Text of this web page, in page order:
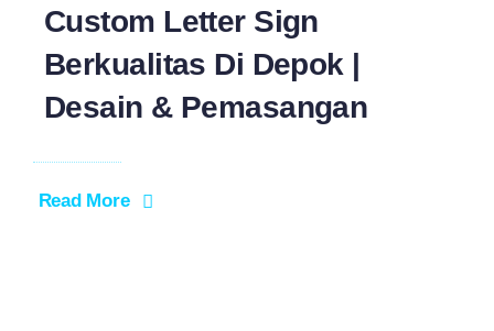
Custom Letter Sign
Berkualitas Di Depok |
Desain & Pemasangan
Read More